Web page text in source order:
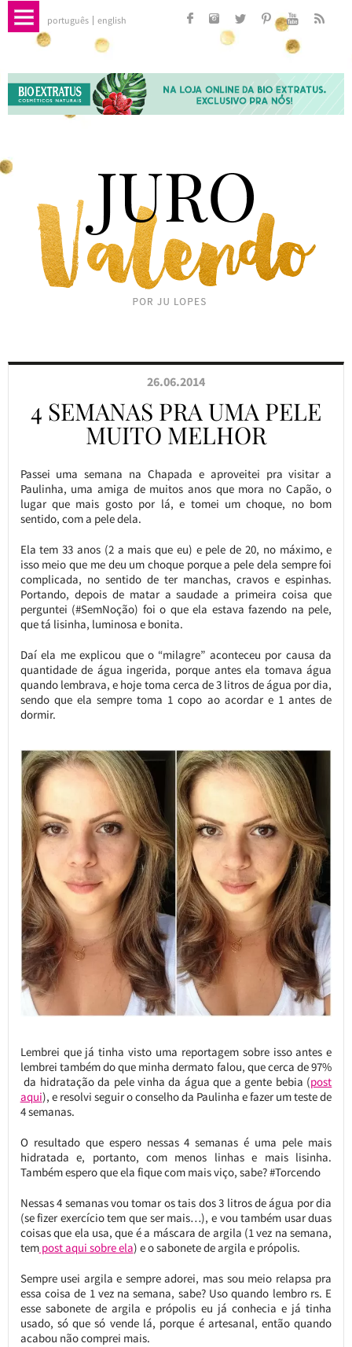
português english
26.06.2014
4 SEMANAS PRA UMA PELE
MUITO MELHOR
Passei uma semana na Chapada e aproveitei pra visitar a
Paulinha, uma amiga de muitos anos que mora no Capão, o
lugar que mais gosto por lá, e tomei um choque, no bom
sentido, com a pele dela.
Ela tem 33 anos (2 a mais que eu) e pele de 20, no máximo, e
isso meio que me deu um choque porque a pele dela sempre foi
complicada, no sentido de ter manchas, cravos e espinhas.
Portando, depois de matar a saudade a primeira coisa que
perguntei (#SemNoção) foi o que ela estava fazendo na pele,
que tá lisinha, luminosa e bonita.
Daí ela me explicou que o “milagre” aconteceu por causa da
quantidade de água ingerida, porque antes ela tomava água
quando lembrava, e hoje toma cerca de 3 litros de água por dia,
sendo que ela sempre toma 1 copo ao acordar e 1 antes de
dormir.
Lembrei que já tinha visto uma reportagem sobre isso antes e
lembrei também do que minha dermato falou, que cerca de 97%
da hidratação da pele vinha da água que a gente bebia (post
aqui), e resolvi seguir o conselho da Paulinha e fazer um teste de
4 semanas.
O resultado que espero nessas 4 semanas é uma pele mais
hidratada e, portanto, com menos linhas e mais lisinha.
Também espero que ela fique com mais viço, sabe? #Torcendo
Nessas 4 semanas vou tomar os tais dos 3 litros de água por dia
(se fizer exercício tem que ser mais…), e vou também usar duas
coisas que ela usa, que é a máscara de argila (1 vez na semana,
tempost aqui sobre ela) e o sabonete de argila e própolis.
Sempre usei argila e sempre adorei, mas sou meio relapsa pra
essa coisa de 1 vez na semana, sabe? Uso quando lembro rs. E
esse sabonete de argila e própolis eu já conhecia e já tinha
usado, só que só vende lá, porque é artesanal, então quando
acabou não comprei mais.